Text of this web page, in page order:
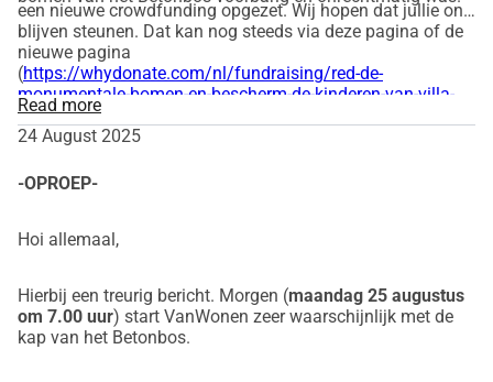
een nieuwe crowdfunding opgezet. Wij hopen dat jullie ons
blijven steunen. Dat kan nog steeds via deze pagina of de
nieuwe pagina
(https://whydonate.com/nl/fundraising/red-de-
monumentale-bomen-en-bescherm-de-kinderen-van-villa-
doomijn).
Read more
24 August 2025
-OPROEP-
Hoi allemaal,
Hierbij een treurig bericht. Morgen (maandag 25 augustus
om 7.00 uur) start VanWonen zeer waarschijnlijk met de
kap van het Betonbos.